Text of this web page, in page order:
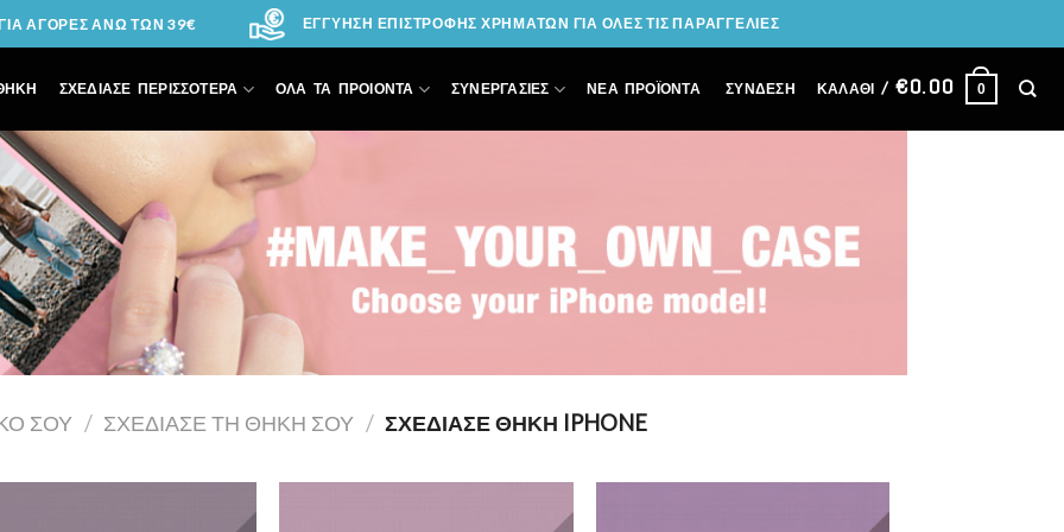
ΑΓΟΡΕΣ ΑΝΩ ΤΩΝ 39€ ΕΓΓΥΗΣΗ ΕΠΙΣΤΡΟΦΗΣ ΧΡΗΜΑΤΩΝ ΓΙΑ ΟΛΕΣ ΤΙΣ ΠΑΡΑΓΓΕΛΙΕΣ
ΣΧΕΔΙΑΣΕ ΠΕΡΙΣΣΟΤΕΡΑ ΟΛΑ ΤΑ ΠΡΟΙΟΝΤΑ ΣΥΝΕΡΓΑΣΙΕΣ ΝΕΑ ΠΡΟΪΟΝΤΑ ΣΎΝΔΕΣΗ ΚΑΛΆΘΙ / €0.00 0
ΣΟΥ / ΣΧΕΔΊΑΣΕ ΤΗ ΘΉΚΗ ΣΟΥ / ΣΧΕΔΊΑΣΕ ΘΉΚΗ IPHONE